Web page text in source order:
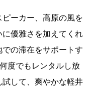
ーカー、高原の風を
優雅さを加えてくれ
の滞在をサポートす
度でもレンタルし放
して、爽やかな軽井